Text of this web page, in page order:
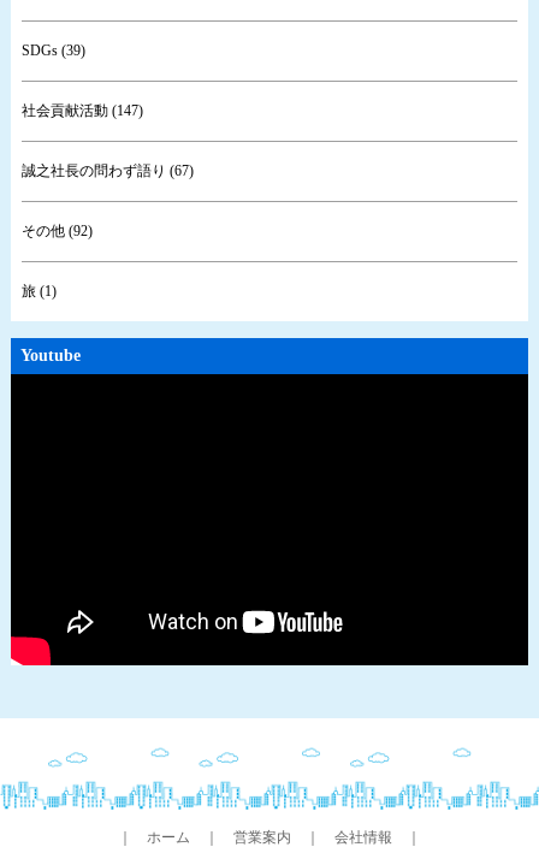
SDGs (39)
社会貢献活動 (147)
誠之社長の問わず語り (67)
その他 (92)
旅 (1)
Youtube
｜ ホーム ｜ 営業案内 ｜ 会社情報 ｜